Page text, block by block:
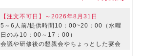
【注文不可日】～2026年8月31日
5～6人前/提供時間10：00~20：00（水曜
日のみ10：00～17：00）
会議や研修後の懇親会やちょっとした宴会